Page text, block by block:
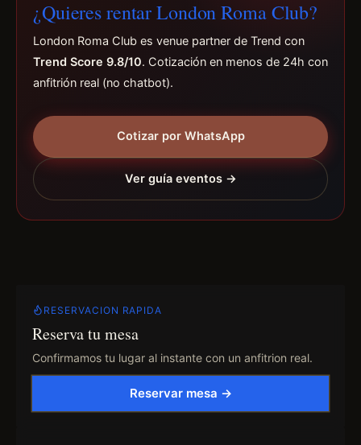
¿Quieres rentar London Roma Club?
London Roma Club es venue partner de Trend con
Trend Score 9.8/10. Cotización en menos de 24h con
anfitrión real (no chatbot).
Cotizar por WhatsApp
Ver guía eventos →
RESERVACION RAPIDA
Reserva tu mesa
Confirmamos tu lugar al instante con un anfitrion real.
Reservar mesa →